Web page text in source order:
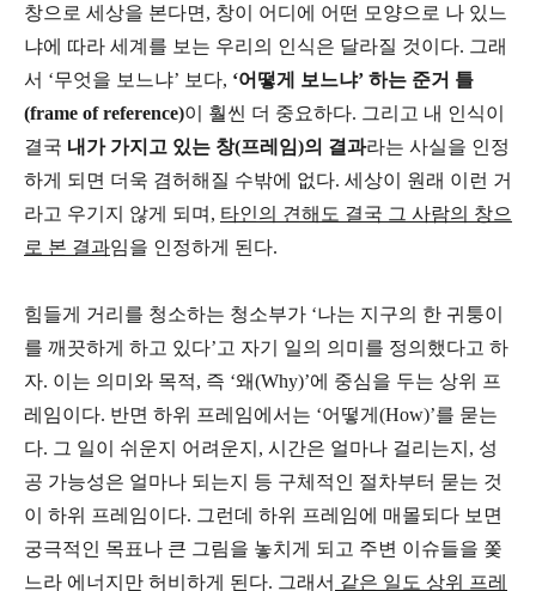
창으로 세상을 본다면, 창이 어디에 어떤 모양으로 나 있느
냐에 따라 세계를 보는 우리의 인식은 달라질 것이다. 그래
서 ‘무엇을 보느냐’ 보다, ‘어떻게 보느냐’ 하는 준거 틀
(frame of reference)이 훨씬 더 중요하다. 그리고 내 인식이
결국 내가 가지고 있는 창(프레임)의 결과라는 사실을 인정
하게 되면 더욱 겸허해질 수밖에 없다. 세상이 원래 이런 거
라고 우기지 않게 되며, 타인의 견해도 결국 그 사람의 창으
로 본 결과임을 인정하게 된다.
힘들게 거리를 청소하는 청소부가 ‘나는 지구의 한 귀퉁이
를 깨끗하게 하고 있다’고 자기 일의 의미를 정의했다고 하
자. 이는 의미와 목적, 즉 ‘왜(Why)’에 중심을 두는 상위 프
레임이다. 반면 하위 프레임에서는 ‘어떻게(How)’를 묻는
다. 그 일이 쉬운지 어려운지, 시간은 얼마나 걸리는지, 성
공 가능성은 얼마나 되는지 등 구체적인 절차부터 묻는 것
이 하위 프레임이다. 그런데 하위 프레임에 매몰되다 보면
궁극적인 목표나 큰 그림을 놓치게 되고 주변 이슈들을 쫓
느라 에너지만 허비하게 된다. 그래서 같은 일도 상위 프레